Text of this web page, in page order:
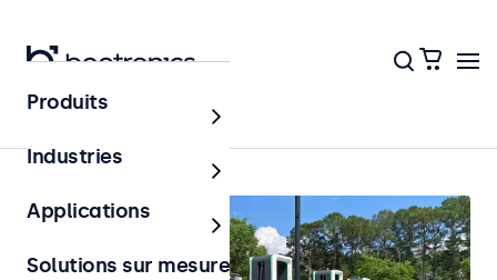
Accueil
Produits
Industries
Applications
Solutions sur mesure